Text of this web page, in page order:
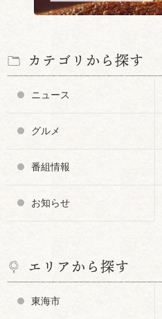
カテゴリから探す
ニュース
グルメ
番組情報
お知らせ
エリアから探す
東海市